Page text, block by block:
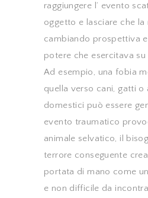
raggiungere l’ evento
oggetto e lasciare che
cambiando prospettiva
potere che esercitava su
Ad esempio, una fobia
quella verso cani, gatti o
domestici può essere
evento traumatico
animale selvatico, il
terrore conseguente
portata di mano come
e non difficile da